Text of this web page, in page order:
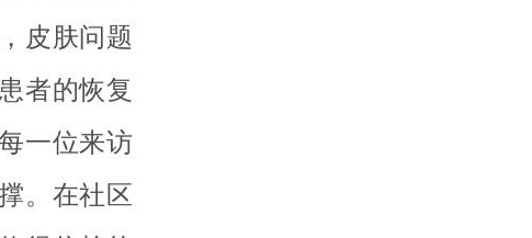
皮肤问题
者的恢复
一位来访
。在社区